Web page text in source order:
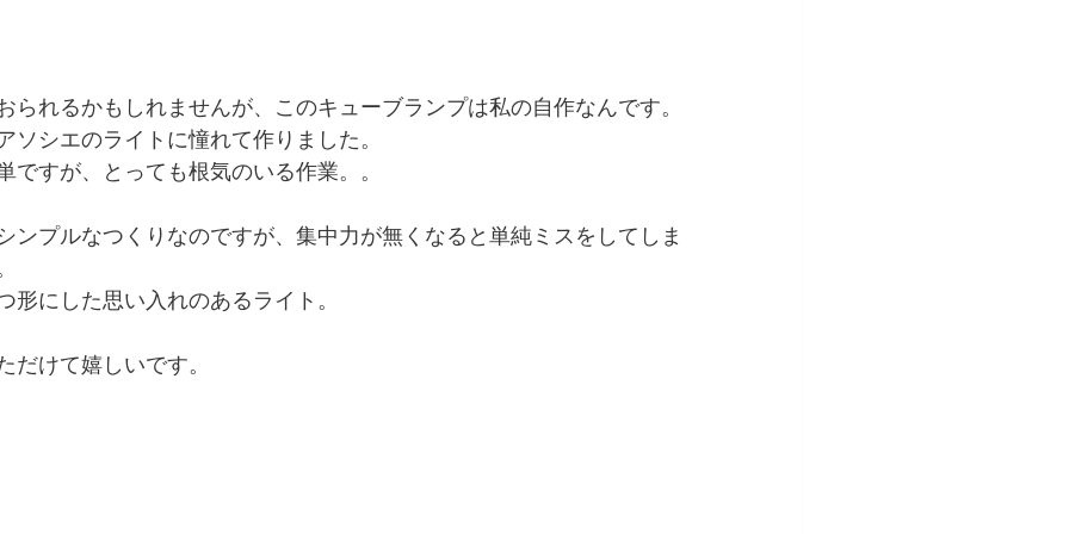
られるかもしれませんが、このキューブランプは私の自作なんです。
ソシエのライトに憧れて作りました。
ですが、とっても根気のいる作業。。
ンプルなつくりなのですが、集中力が無くなると単純ミスをしてしま
形にした思い入れのあるライト。
だけて嬉しいです。